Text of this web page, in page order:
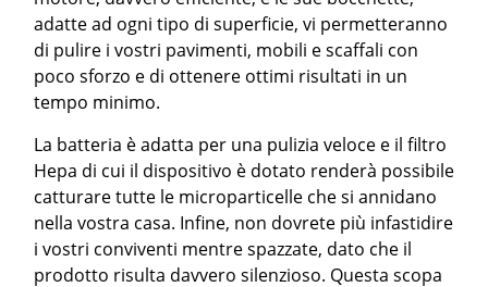
adatte ad ogni tipo di superficie, vi permetteranno
di pulire i vostri pavimenti, mobili e scaffali con
poco sforzo e di ottenere ottimi risultati in un
tempo minimo.
La batteria è adatta per una pulizia veloce e il filtro
Hepa di cui il dispositivo è dotato renderà possibile
catturare tutte le microparticelle che si annidano
nella vostra casa. Infine, non dovrete più infastidire
i vostri conviventi mentre spazzate, dato che il
prodotto risulta davvero silenzioso. Questa scopa